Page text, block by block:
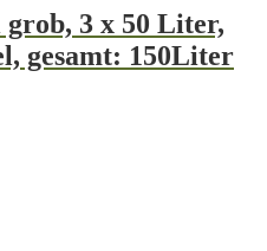
grob, 3 x 50 Liter,
gesamt: 150Liter